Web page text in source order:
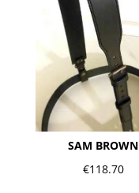
SAM BROWN
€118.70